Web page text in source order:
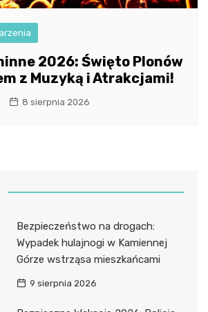
2026: Święto Plonów
z Muzyką i Atrakcjami!
8 sierpnia 2026
Bezpieczeństwo na drogach:
Wypadek hulajnogi w Kamiennej
Górze wstrząsa mieszkańcami
9 sierpnia 2026